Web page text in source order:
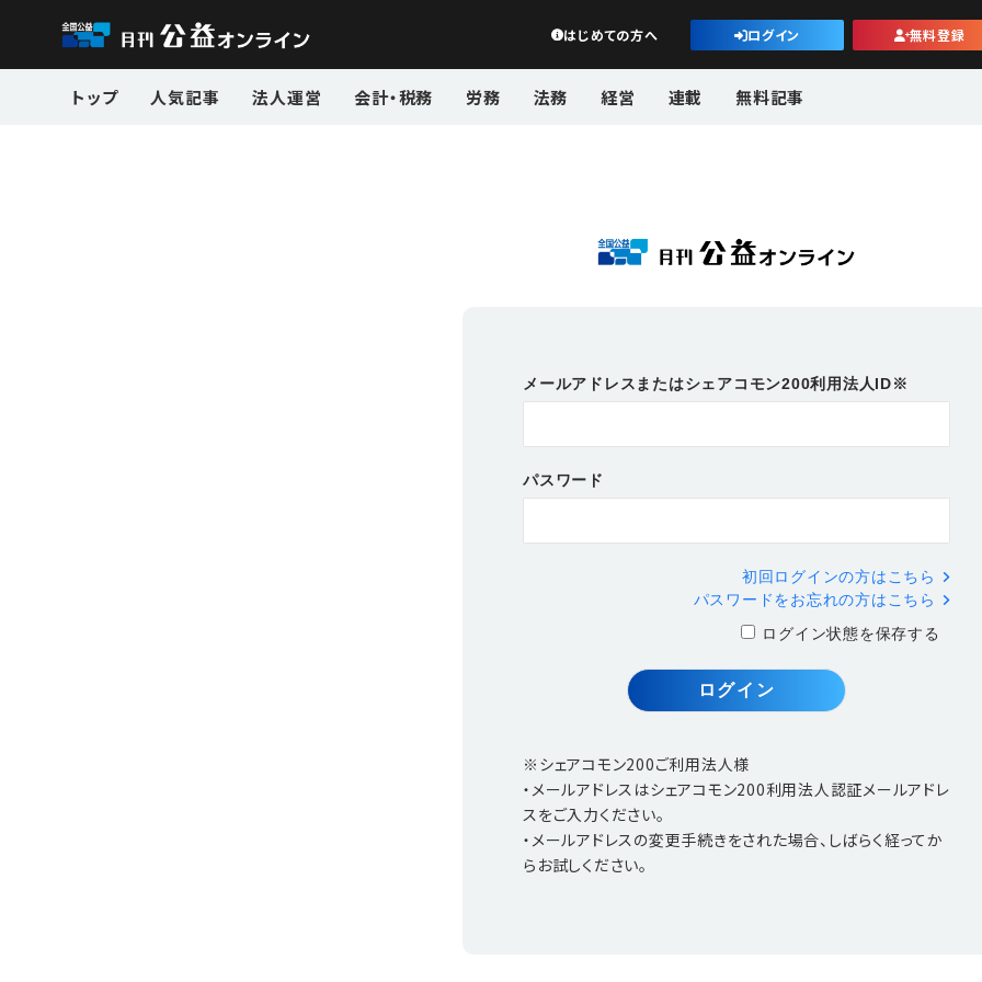
公益・一般法人オンライン
はじめての方へ ログイン 無料登録
トップ 人気記事 法人運営 会計・税務 労務 法務 経営 連載 無料記事
メールアドレスまたはシェアコモン200利用法人ID※
パスワード
初回ログインの方はこちら
パスワードをお忘れの方はこちら
ログイン状態を保存する
※シェアコモン200ご利用法人様
・メールアドレスはシェアコモン200利用法人認証メールアドレ
スをご入力ください。
・メールアドレスの変更手続きをされた場合、しばらく経ってか
らお試しください。